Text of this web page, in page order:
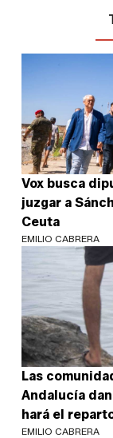
Vox busca
juzgar a
Ceuta
EMILIO CABRERA
Las
Andalucía
hará el
EMILIO CABRERA